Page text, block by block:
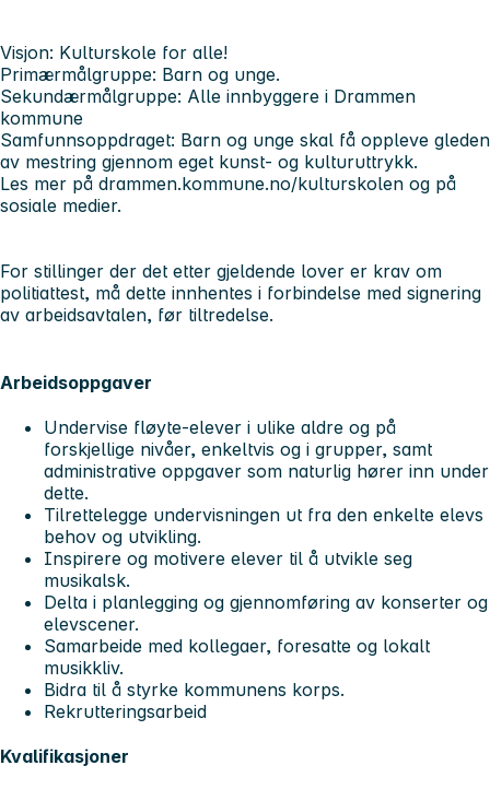
Visjon: Kulturskole for alle!
Primærmålgruppe: Barn og unge.
Sekundærmålgruppe: Alle innbyggere i Drammen
kommune
Samfunnsoppdraget: Barn og unge skal få oppleve gleden
av mestring gjennom eget kunst- og kulturuttrykk.
Les mer på drammen.kommune.no/kulturskolen og på
sosiale medier.
For stillinger der det etter gjeldende lover er krav om
politiattest, må dette innhentes i forbindelse med signering
av arbeidsavtalen, før tiltredelse.
Arbeidsoppgaver
Undervise fløyte-elever i ulike aldre og på
forskjellige nivåer, enkeltvis og i grupper, samt
administrative oppgaver som naturlig hører inn under
dette.
Tilrettelegge undervisningen ut fra den enkelte elevs
behov og utvikling.
Inspirere og motivere elever til å utvikle seg
musikalsk.
Delta i planlegging og gjennomføring av konserter og
elevscener.
Samarbeide med kollegaer, foresatte og lokalt
musikkliv.
Bidra til å styrke kommunens korps.
Rekrutteringsarbeid
Kvalifikasjoner